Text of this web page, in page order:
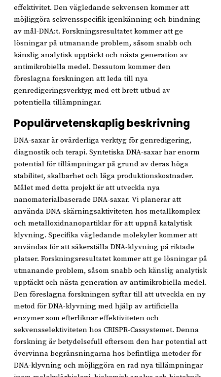
effektivitet. Den vägledande sekvensen kommer att
möjliggöra sekvensspecifik igenkänning och bindning
av mål-DNA:t. Forskningsresultatet kommer att ge
lösningar på utmanande problem, såsom snabb och
känslig analytisk upptäckt och nästa generation av
antimikrobiella medel. Dessutom kommer den
föreslagna forskningen att leda till nya
genredigeringsverktyg med ett brett utbud av
potentiella tillämpningar.
Populärvetenskaplig beskrivning
DNA-saxar är ovärderliga verktyg för genredigering,
diagnostik och terapi. Syntetiska DNA-saxar har enorm
potential för tillämpningar på grund av deras höga
stabilitet, skalbarhet och låga produktionskostnader.
Målet med detta projekt är att utveckla nya
nanomaterialbaserade DNA-saxar. Vi planerar att
använda DNA-skärningsaktiviteten hos metallkomplex
och metalloxidnanopartiklar för att uppnå katalytisk
klyvning. Specifika vägledande molekyler kommer att
användas för att säkerställa DNA-klyvning på riktade
platser. Forskningsresultatet kommer att ge lösningar på
utmanande problem, såsom snabb och känslig analytisk
upptäckt och nästa generation av antimikrobiella medel.
Den föreslagna forskningen syftar till att utveckla en ny
metod för DNA-klyvning med hjälp av artificiella
enzymer som efterliknar effektiviteten och
sekvensselektiviteten hos CRISPR-Cassystemet. Denna
forskning är betydelsefull eftersom den har potential att
övervinna begränsningarna hos befintliga metoder för
DNA-klyvning och möjliggöra en rad nya tillämpningar